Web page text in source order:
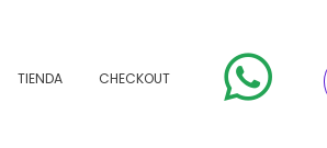
TIENDA CHECKOUT